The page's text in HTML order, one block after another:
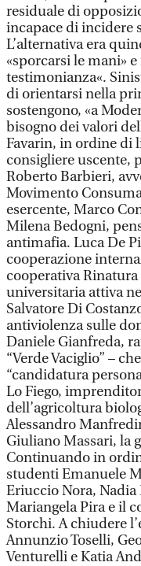
residuale di
incapace di incidere
L’alternativa era
«sporcarsi le mani»
testimonianza«.
di orientarsi nella
sostengono, «a
bisogno dei valori
Favarin, in ordine di
consigliere uscente,
Roberto Barbieri,
Movimento
esercente, Marco
Milena Bedogni,
antimafia. Luca De
cooperazione
cooperativa
universitaria attiva
Salvatore Di
antiviolenza sulle
Daniele Gianfreda,
“Verde Vaciglio” –
“candidatura
Lo Fiego,
dell’agricoltura
Alessandro
Giuliano Massari, la
Continuando in
studenti Emanuele
Eriuccio Nora,
Mariangela Pira e il
Storchi. A chiudere
Annunzio Toselli,
Venturelli e Katia